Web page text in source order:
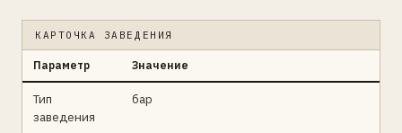
КАРТОЧКА ЗАВЕДЕНИЯ
Параметр Значение
Тип
заведения
бар